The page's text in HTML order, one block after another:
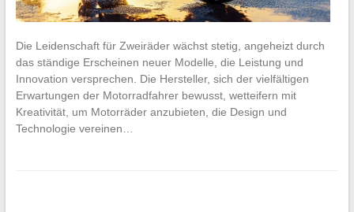
Die Leidenschaft für Zweiräder wächst stetig, angeheizt durch
das ständige Erscheinen neuer Modelle, die Leistung und
Innovation versprechen. Die Hersteller, sich der vielfältigen
Erwartungen der Motorradfahrer bewusst, wetteifern mit
Kreativität, um Motorräder anzubieten, die Design und
Technologie vereinen…